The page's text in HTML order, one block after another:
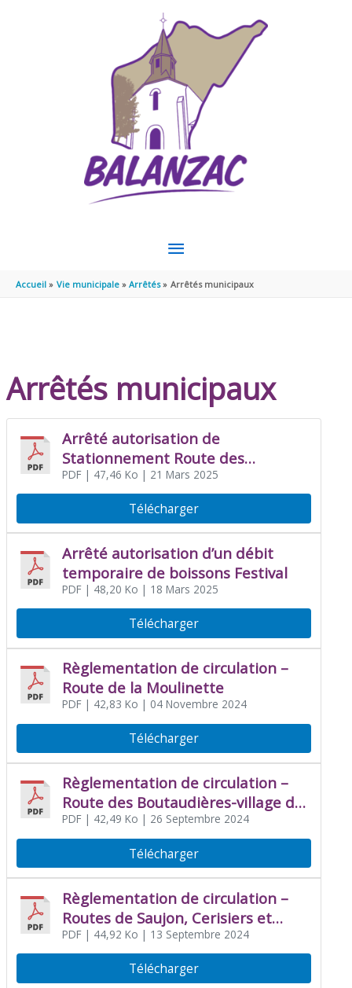
MENU
PRINCIPAL
Accueil Vie municipale Arrêtés Arrêtés municipaux
Arrêtés municipaux
Arrêté autorisation de
Stationnement Route des
Boutaudières
PDF| 47,46 Ko | 21 Mars 2025
Télécharger
Arrêté autorisation d’un débit
temporaire de boissons Festival
PDF| 48,20 Ko | 18 Mars 2025
Télécharger
Règlementation de circulation –
Route de la Moulinette
PDF| 42,83 Ko | 04 Novembre 2024
Télécharger
Règlementation de circulation –
Route des Boutaudières-village des
Moines
PDF| 42,49 Ko | 26 Septembre 2024
Télécharger
Règlementation de circulation –
Routes de Saujon, Cerisiers et
Chadennes
PDF| 44,92 Ko | 13 Septembre 2024
Télécharger